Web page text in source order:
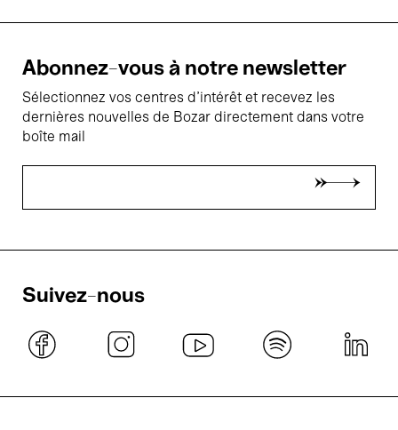
Abonnez-vous à notre newsletter
Sélectionnez vos centres d'intérêt et recevez les
dernières nouvelles de Bozar directement dans votre
boîte mail
Suivez-nous